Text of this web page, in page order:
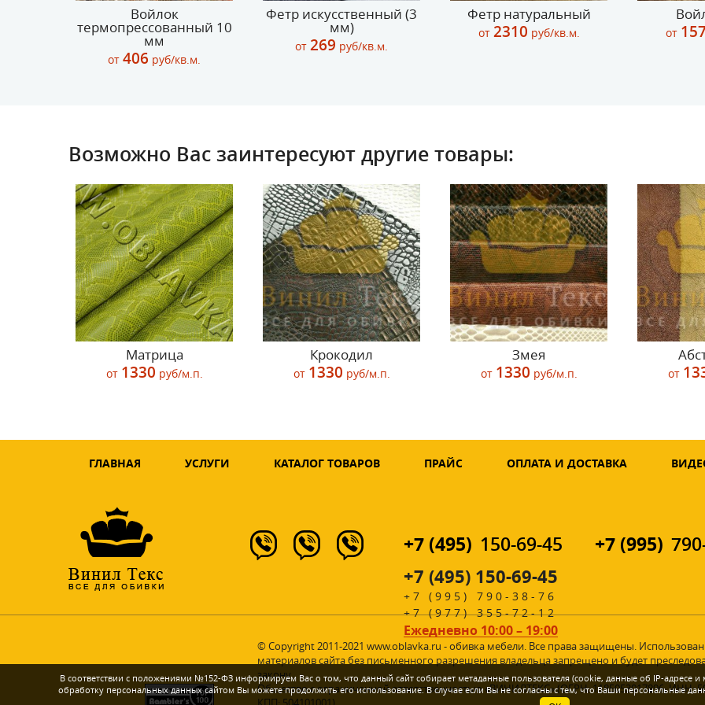
В соответствии с положениями №152-ФЗ информируем Вас о том, что данный сайт собирает метаданные пользователя (cookie, данные об IP-адресе
обработку персональных данных сайтом Вы можете продолжить его использование. В случае если Вы не согласны с тем, что Ваши персональные
Войлок
термопрессованный 10
мм
от 406 руб/кв.м.
Фетр искусственный (3
мм)
от 269 руб/кв.м.
Фетр натуральный
от 2310 руб/кв.м. от
Возможно Вас заинтересуют другие товары:
Матрица
от 1330 руб/м.п.
Крокодил
от 1330 руб/м.п.
Змея
от 1330 руб/м.п. от
ГЛАВНАЯ УСЛУГИ КАТАЛОГ ТОВАРОВ ПРАЙС ОПЛАТА И ДОСТАВКА
+7 (495) 150-69-45 +7 (995)
+7 (495) 150-69-45
+7 (995) 790-38-76
+7 (977) 355-72-12
Ежедневно 10:00 – 19:00
© Copyright 2011-2021 www.oblavka.ru - обивка мебели. Все права защищены.
материалов сайта без письменного разрешения владельца запрещено и будет
закону.
Общество с ограниченной ответственностью «ВИНИЛТЕКС» (ОГРН: 1185053017896, ИНН: